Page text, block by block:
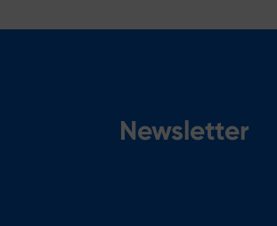
Newsletter